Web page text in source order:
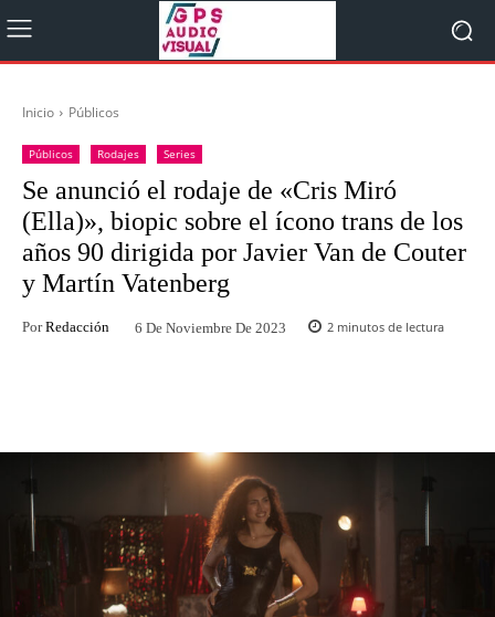
Inicio Públicos
Públicos Rodajes Series
Se anunció el rodaje de «Cris Miró
(Ella)», biopic sobre el ícono trans de los
años 90 dirigida por Javier Van de Couter
y Martín Vatenberg
Por Redacción 6 De Noviembre De 2023 2 minutos de lectura